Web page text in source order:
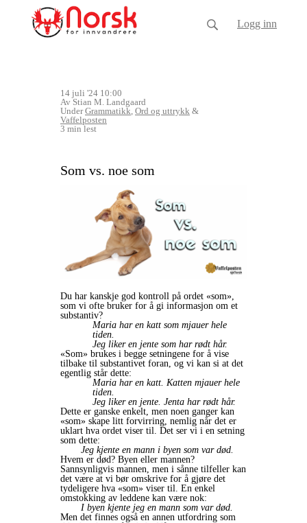
Logg inn
14 juli '24 10:00
Av Stian M. Landgaard
UnderGrammatikk, Ord og uttrykk &
Vaffelposten
3 min lest
Som vs. noe som
Du har kanskje god kontroll på ordet «som»,
som vi ofte bruker for å gi informasjon om et
substantiv?
Maria har en katt som mjauer hele
tiden.
Jeg liker en jente som har rødt hår.
«Som» brukes i begge setningene for å vise
tilbake til substantivet foran, og vi kan si at det
egentlig står dette:
Maria har en katt. Katten mjauer hele
tiden.
Jeg liker en jente. Jenta har rødt hår.
Dette er ganske enkelt, men noen ganger kan
«som» skape litt forvirring, nemlig når det er
uklart hva ordet viser til. Det ser vi i en setning
som dette:
Jeg kjente en mann i byen som var død.
Hvem er død? Byen eller mannen?
Sannsynligvis mannen, men i sånne tilfeller kan
det være at vi bør omskrive for å gjøre det
tydeligere hva «som» viser til. En enkel
omstokking av leddene kan være nok:
I byen kjente jeg en mann som var død.
Men det finnes også en annen utfordring som